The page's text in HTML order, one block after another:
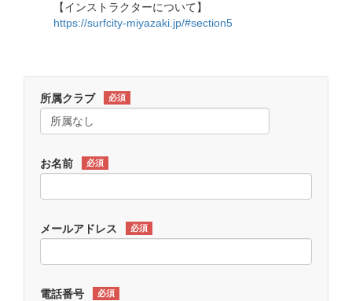
【インストラクターについて】
https://surfcity-miyazaki.jp/#section5
所属クラブ 必須
お名前 必須
メールアドレス 必須
電話番号 必須